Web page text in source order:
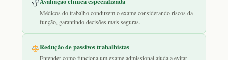
Médicos do trabalho conduzem o exame considerando riscos da
função, garantindo decisões mais seguras.
Redução de passivos trabalhistas
Entender como funciona um exame admissional ajuda a evitar